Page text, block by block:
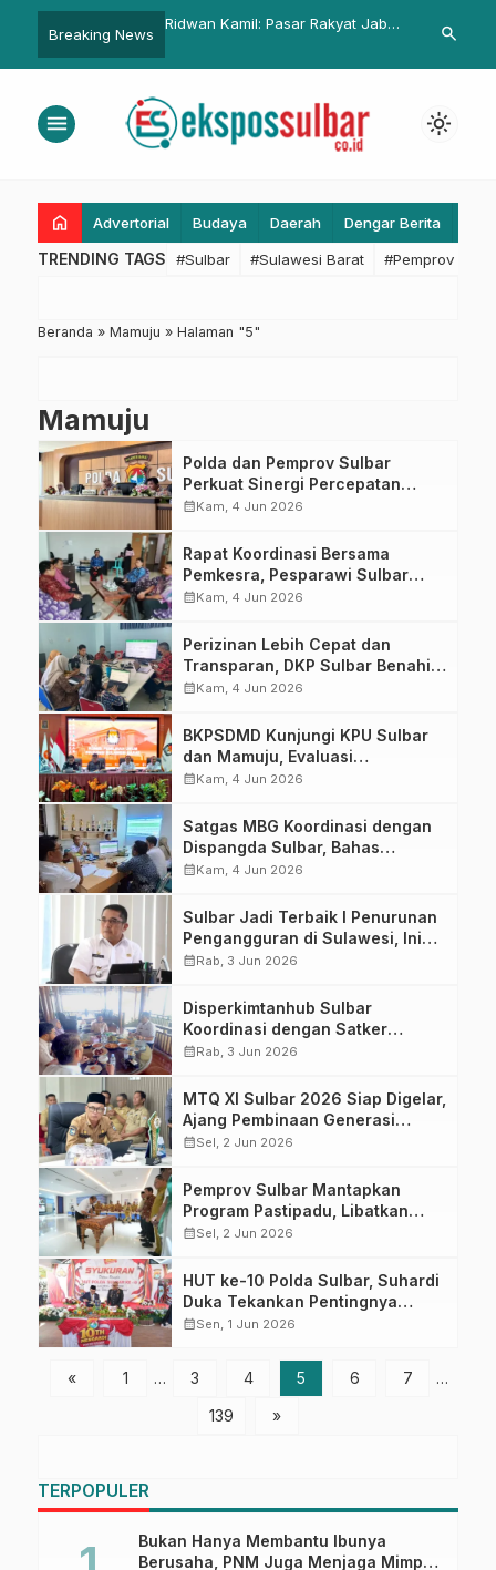
Breaking News
SPBE 2025
Ridwan Kamil: Pasar Rakyat Jabar
Warga
Pemkot
Damai di
search
menu light_mode
home Advertorial Budaya Daerah Dengar Berita
TRENDING TAGS #Sulbar #Sulawesi Barat #Pemprov
Beranda » Mamuju » Halaman "5"
Mamuju
Polda dan Pemprov Sulbar
Perkuat Sinergi Percepatan
Eliminasi TBC
calendar_monthKam, 4 Jun 2026
Rapat Koordinasi Bersama
Pemkesra, Pesparawi Sulbar
Siap Berangkat Ikuti Lomba
calendar_monthKam, 4 Jun 2026
Perizinan Lebih Cepat dan
Transparan, DKP Sulbar Benahi
Peta Probis Sektor Kelautan dan
calendar_monthKam, 4 Jun 2026
BKPSDMD Kunjungi KPU Sulbar
dan Mamuju, Evaluasi
Implementasi Hasil Latsar CPNS
calendar_monthKam, 4 Jun 2026
Satgas MBG Koordinasi dengan
Dispangda Sulbar, Bahas
Kesiapan Program dan
calendar_monthKam, 4 Jun 2026
Sulbar Jadi Terbaik I Penurunan
Pengangguran di Sulawesi, Ini
Penjelasan Bapperida
calendar_monthRab, 3 Jun 2026
Disperkimtanhub Sulbar
Koordinasi dengan Satker
Perumahan, Dorong Percepatan
RTLH
calendar_monthRab, 3 Jun 2026
MTQ XI Sulbar 2026 Siap Digelar,
Ajang Pembinaan Generasi
Qur’ani Daerah
calendar_monthSel, 2 Jun 2026
Pemprov Sulbar Mantapkan
Program Pastipadu, Libatkan
Semua Pihak Percepat
Kemiskinan
calendar_monthSel, 2 Jun 2026
HUT ke-10 Polda Sulbar, Suhardi
Duka Tekankan Pentingnya
Kemitraan Polisi dan Pemerintah
calendar_monthSen, 1 Jun 2026
« 1 … 3 4 5 6 7
…
139
»
TERPOPULER
Bukan Hanya Membantu Ibunya
Berusaha, PNM Juga Menjaga Mimpi